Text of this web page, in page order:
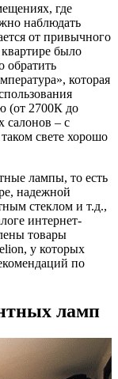
где
наблюдать
от привычного
было
обратить
которая
(от 2700К до
салонов – с
свете хорошо
лампы, то есть
надежной
стеклом и т.д.,
интернет-
товары
у которых
по
ламп